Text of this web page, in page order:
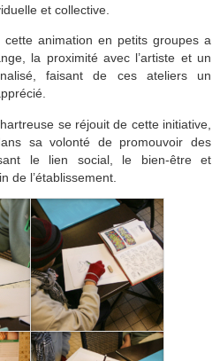
et collective.
animation en petits groupes a
la proximité avec l’artiste et un
faisant de ces ateliers un
se réjouit de cette initiative,
sa volonté de promouvoir des
le lien social, le bien-être et
de l’établissement.